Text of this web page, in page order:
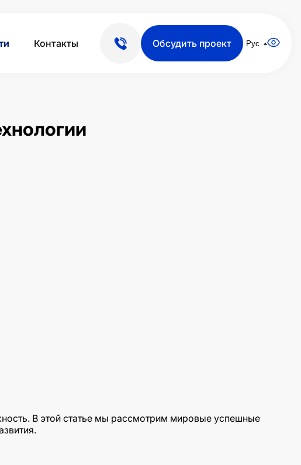
Контакты Обсудить проект Рус
В этой статье мы рассмотрим мировые успешные